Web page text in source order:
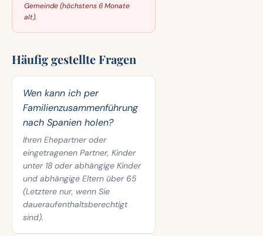
Gemeinde (höchstens 6 Monate
alt).
Häufig gestellte Fragen
Wen kann ich per
Familienzusammenführung
nach Spanien holen?
Ihren Ehepartner oder
eingetragenen Partner, Kinder
unter 18 oder abhängige Kinder
und abhängige Eltern über 65
(Letztere nur, wenn Sie
daueraufenthaltsberechtigt
sind).